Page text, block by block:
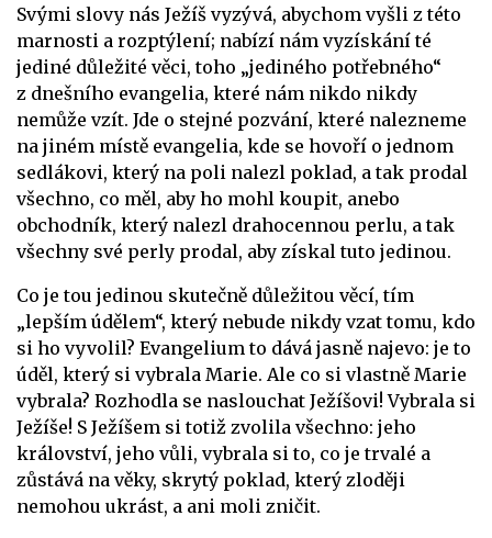
Svými slovy nás Ježíš vyzývá, abychom vyšli z této
marnosti a rozptýlení; nabízí nám vyzískání té
jediné důležité věci, toho „jediného potřebného“
z dnešního evangelia, které nám nikdo nikdy
nemůže vzít. Jde o stejné pozvání, které nalezneme
na jiném místě evangelia, kde se hovoří o jednom
sedlákovi, který na poli nalezl poklad, a tak prodal
všechno, co měl, aby ho mohl koupit, anebo
obchodník, který nalezl drahocennou perlu, a tak
všechny své perly prodal, aby získal tuto jedinou.
Co je tou jedinou skutečně důležitou věcí, tím
„lepším údělem“, který nebude nikdy vzat tomu, kdo
si ho vyvolil? Evangelium to dává jasně najevo: je to
úděl, který si vybrala Marie. Ale co si vlastně Marie
vybrala? Rozhodla se naslouchat Ježíšovi! Vybrala si
Ježíše! S Ježíšem si totiž zvolila všechno: jeho
království, jeho vůli, vybrala si to, co je trvalé a
zůstává na věky, skrytý poklad, který zloději
nemohou ukrást, a ani moli zničit.